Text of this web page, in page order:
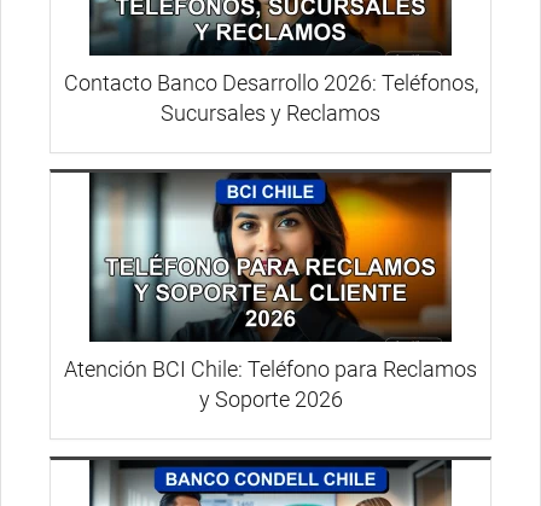
Contacto Banco Desarrollo 2026: Teléfonos,
Sucursales y Reclamos
Atención BCI Chile: Teléfono para Reclamos
y Soporte 2026